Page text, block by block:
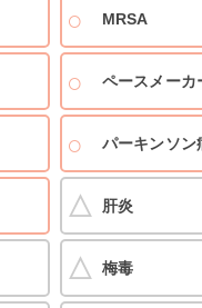
MRSA
ペースメーカ
パーキンソン
肝炎
梅毒